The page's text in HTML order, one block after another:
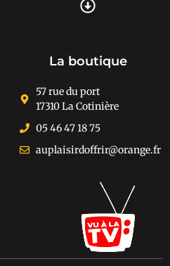
La boutique
57 rue du port
17310 La Cotinière
05 46 47 18 75
auplaisirdoffrir@orange.fr